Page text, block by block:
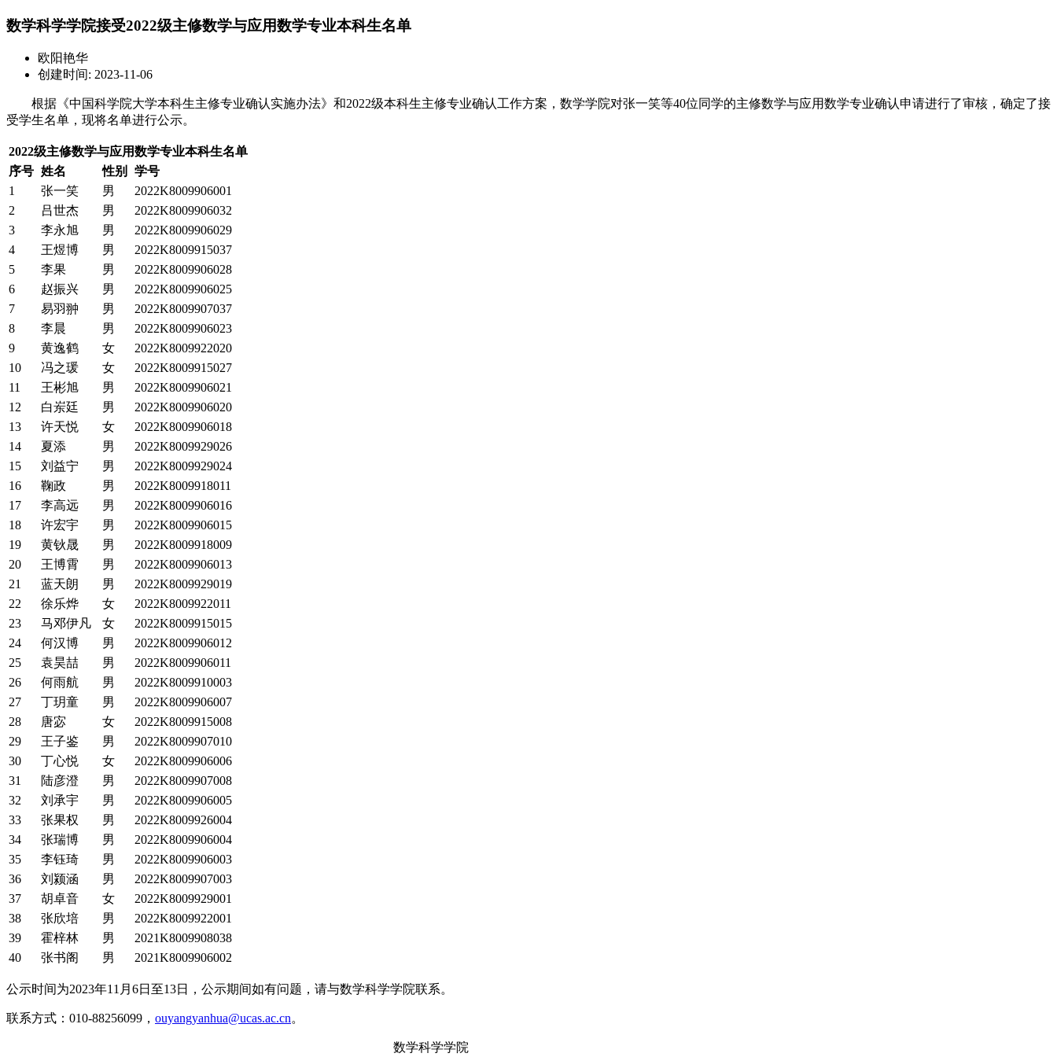
数学科学学院接受2022级主修数学与应用数学专业本科生名单
欧阳艳华
创建时间: 2023-11-06
根据《中国科学院大学本科生主修专业确认实施办法》和2022级本科生主修专业确认工作方案，数学学院对张一笑等40位同学的主修数学与应用数学专业确认申请进行了审核，确定了接
受学生名单，现将名单进行公示。
2022级主修数学与应用数学专业本科生名单
序号 姓名 性别
学号
1
张一笑 男
2022K8009906001
2
吕世杰 男
2022K8009906032
3
李永旭 男
2022K8009906029
4
王煜博 男
2022K8009915037
5
李果 男
2022K8009906028
6
赵振兴 男
2022K8009906025
7
易羽翀 男
2022K8009907037
8
李晨 男
2022K8009906023
9
黄逸鹤 女
2022K8009922020
10
冯之瑗 女
2022K8009915027
11
王彬旭 男
2022K8009906021
12
白岽廷 男
2022K8009906020
13
许天悦 女
2022K8009906018
14
夏添 男
2022K8009929026
15
刘益宁 男
2022K8009929024
16
鞠政 男
2022K8009918011
17
李高远 男
2022K8009906016
18
许宏宇 男
2022K8009906015
19
黄钬晟 男
2022K8009918009
20
王博霄 男
2022K8009906013
21
蓝天朗 男
2022K8009929019
22
徐乐烨 女
2022K8009922011
23
马邓伊凡 女
2022K8009915015
24
何汉博 男
2022K8009906012
25
袁昊喆 男
2022K8009906011
26
何雨航 男
2022K8009910003
27
丁玥童 男
2022K8009906007
28
唐宓 女
2022K8009915008
29
王子鉴 男
2022K8009907010
30
丁心悦 女
2022K8009906006
31
陆彦澄 男
2022K8009907008
32
刘承宇 男
2022K8009906005
33
张果权 男
2022K8009926004
34
张瑞博 男
2022K8009906004
35
李钰琦 男
2022K8009906003
36
刘颍涵 男
2022K8009907003
37
胡卓音 女
2022K8009929001
38
张欣培 男
2022K8009922001
39
霍梓林 男
2021K8009908038
40
张书阁 男 2021K8009906002
公示时间为2023年11月6日至13日，公示期间如有问题，请与数学科学学院联系。
联系方式：010-88256099， ouyangyanhua@ucas.ac.cn。
数学科学学院